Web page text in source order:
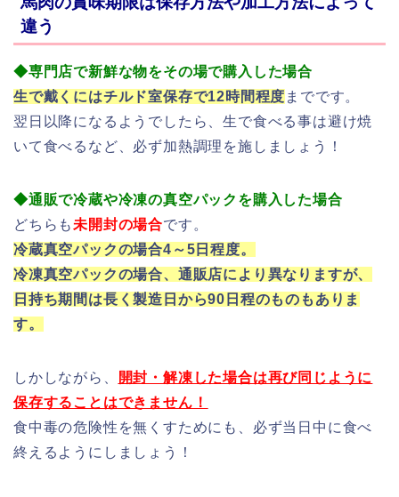
違う
◆専門店で新鮮な物をその場で購入した場合
生で戴くにはチルド室保存で12時間程度 までです。
翌日以降になるようでしたら、生で食べる事は避け焼
いて食べるなど、必ず加熱調理を施しましょう！
◆通販で冷蔵や冷凍の真空パックを購入した場合
どちらも未開封の場合です。
冷蔵真空パックの場合4～5日程度。
冷凍真空パックの場合、通販店により異なりますが、
日持ち期間は長く製造日から90日程のものもありま
す。
しかしながら、
開封・解凍した場合は再び同じように
保存することはできません！
食中毒の危険性を無くすためにも、必ず当日中に食べ
終えるようにしましょう！